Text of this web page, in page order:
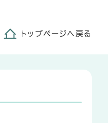
トップページへ戻る